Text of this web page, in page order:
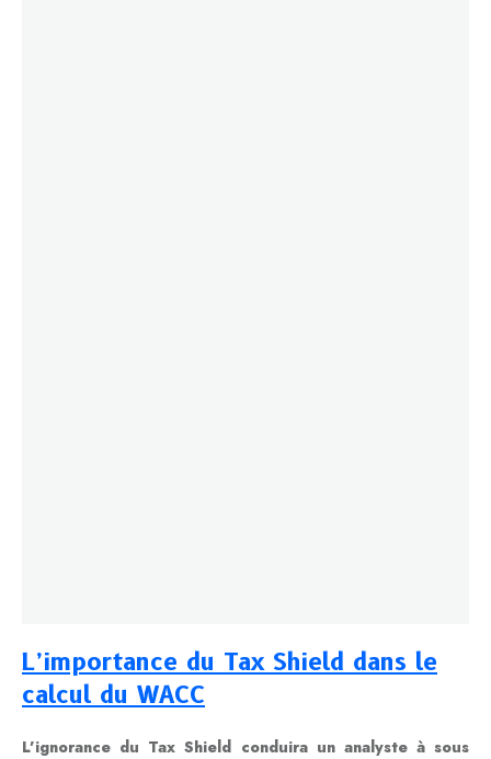
L’importance du Tax Shield dans le
calcul du WACC
L’ignorance du Tax Shield conduira un analyste à sous